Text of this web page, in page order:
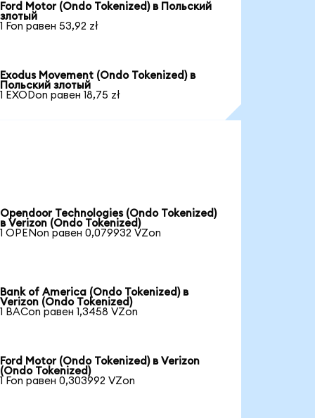
Ford Motor (Ondo Tokenized) в Польский
злотый
1 Fon равен 53,92 zł
Exodus Movement (Ondo Tokenized) в
Польский злотый
1 EXODon равен 18,75 zł
Opendoor Technologies (Ondo Tokenized)
в Verizon (Ondo Tokenized)
1 OPENon равен 0,079932 VZon
Bank of America (Ondo Tokenized) в
Verizon (Ondo Tokenized)
1 BACon равен 1,3458 VZon
Ford Motor (Ondo Tokenized) в Verizon
(Ondo Tokenized)
1 Fon равен 0,303992 VZon